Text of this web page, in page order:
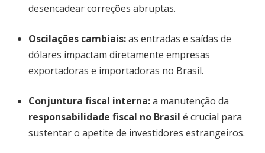
desencadear correções abruptas.
Oscilações cambiais:as entradas e saídas de
dólares impactam diretamente empresas
exportadoras e importadoras no Brasil.
Conjuntura fiscal interna:a manutenção da
responsabilidade fiscal no Brasil é crucial para
sustentar o apetite de investidores estrangeiros.